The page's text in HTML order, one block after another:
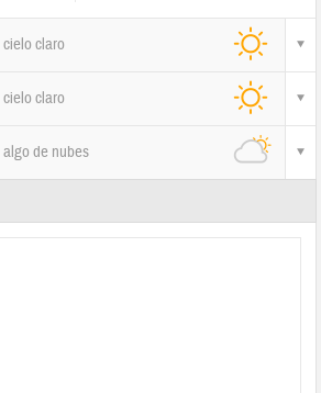
cielo claro
cielo claro
algo de nubes